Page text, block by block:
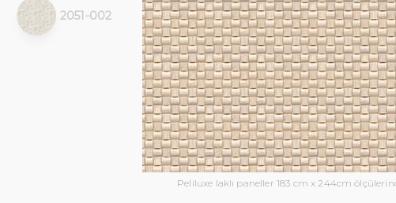
Peliluxe laklı paneller 183 cm x 244cm
2051-002